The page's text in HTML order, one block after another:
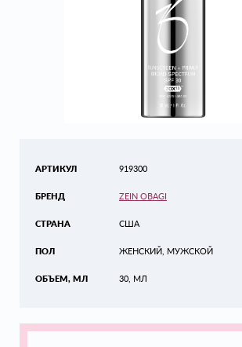
АРТИКУЛ
БРЕНД
СТРАНА
ПОЛ
ОБЪЕМ, МЛ
919300
ZEIN OBAGI
США
ЖЕНСКИЙ, МУЖСКОЙ
30, МЛ